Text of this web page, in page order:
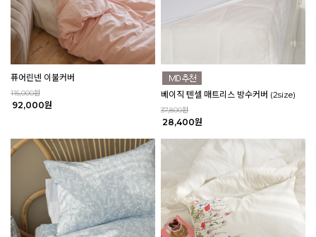
퓨어린넨 이불커버
115,000원
92,000원
베이직 텐셀 매트리스 방수커버 (2size)
37,800원
28,400원